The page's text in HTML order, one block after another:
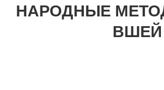
НАРОДНЫЕ
ВШЕЙ